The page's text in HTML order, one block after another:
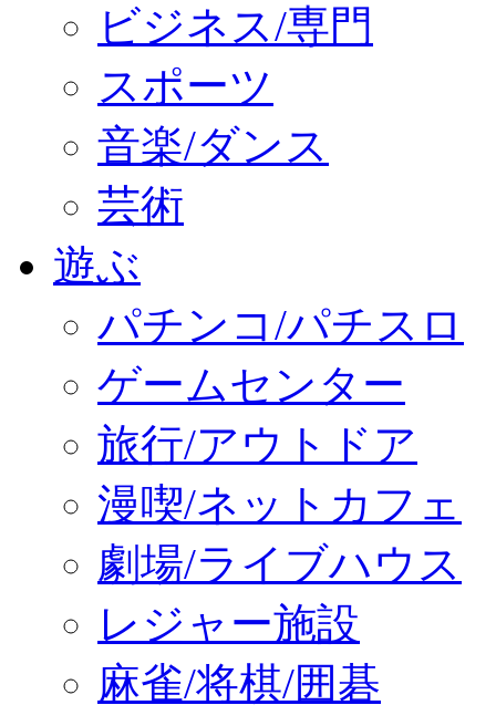
ビジネス/専門
スポーツ
音楽/ダンス
芸術
遊ぶ
パチンコ/パチスロ
ゲームセンター
旅行/アウトドア
漫喫/ネットカフェ
劇場/ライブハウス
レジャー施設
麻雀/将棋/囲碁